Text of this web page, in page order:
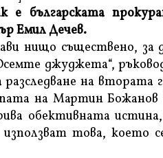
е българската
Емил Дечев.
нищо съществено, за
джуджета“,
на втората
на Мартин
обективната
това, което